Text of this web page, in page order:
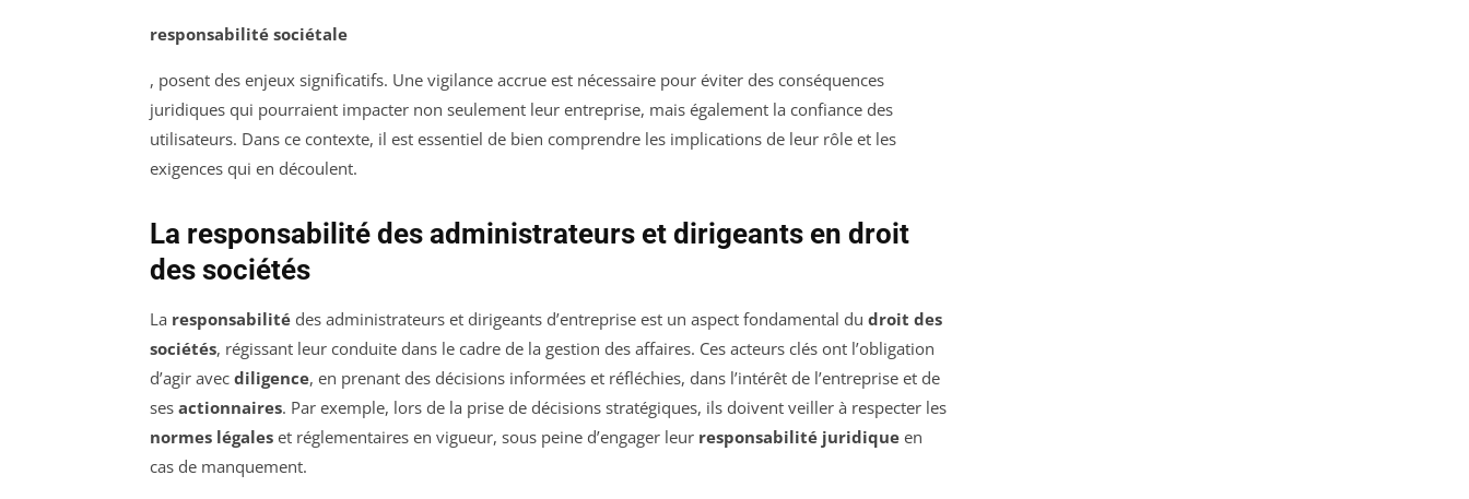
responsabilité sociétale
, posent des enjeux significatifs. Une vigilance accrue est nécessaire pour éviter des conséquences
juridiques qui pourraient impacter non seulement leur entreprise, mais également la confiance des
utilisateurs. Dans ce contexte, il est essentiel de bien comprendre les implications de leur rôle et les
exigences qui en découlent.
La responsabilité des administrateurs et dirigeants en droit
des sociétés
La responsabilité des administrateurs et dirigeants d’entreprise est un aspect fondamental du droit des
sociétés, régissant leur conduite dans le cadre de la gestion des affaires. Ces acteurs clés ont l’obligation
d’agir avec diligence, en prenant des décisions informées et réfléchies, dans l’intérêt de l’entreprise et de
ses actionnaires. Par exemple, lors de la prise de décisions stratégiques, ils doivent veiller à respecter les
normes légales et réglementaires en vigueur, sous peine d’engager leur responsabilité juridique en
cas de manquement.